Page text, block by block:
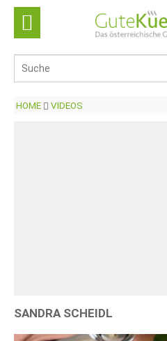
HOME VIDEOS
SANDRA SCHEIDL